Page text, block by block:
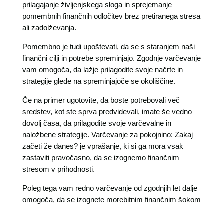
prilagajanje življenjskega sloga in sprejemanje
pomembnih finančnih odločitev brez pretiranega stresa
ali zadolževanja.
Pomembno je tudi upoštevati, da se s staranjem naši
finančni cilji in potrebe spreminjajo. Zgodnje varčevanje
vam omogoča, da lažje prilagodite svoje načrte in
strategije glede na spreminjajoče se okoliščine.
Če na primer ugotovite, da boste potrebovali več
sredstev, kot ste sprva predvidevali, imate še vedno
dovolj časa, da prilagodite svoje varčevalne in
naložbene strategije. Varčevanje za pokojnino: Zakaj
začeti že danes? je vprašanje, ki si ga mora vsak
zastaviti pravočasno, da se izognemo finančnim
stresom v prihodnosti.
Poleg tega vam redno varčevanje od zgodnjih let dalje
omogoča, da se izognete morebitnim finančnim šokom